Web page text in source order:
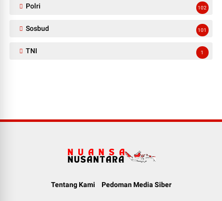
Polri 102
Sosbud 101
TNI 1
Tentang Kami Pedoman Media Siber